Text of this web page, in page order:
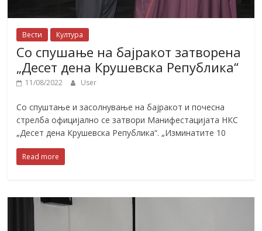
Вести Култура
Со спушање на бајракот затворена
„Десет дена Крушевска Република“
11/08/2022 User
Со спуштање и засолнување на бајракот и почесна
стрелба официјално се затвори Манифестацијата НКС
„Десет дена Крушевска Република“. „Изминатите 10
Read more